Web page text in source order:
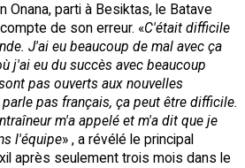
Onana, parti à Besiktas, le Batave
de son erreur. «C'était difficile
J'ai eu beaucoup de mal avec ça
j'ai eu du succès avec beaucoup
pas ouverts aux nouvelles
pas français, ça peut être difficile.
m'a appelé et m'a dit que je
l'équipe» , a révélé le principal
après seulement trois mois dans le